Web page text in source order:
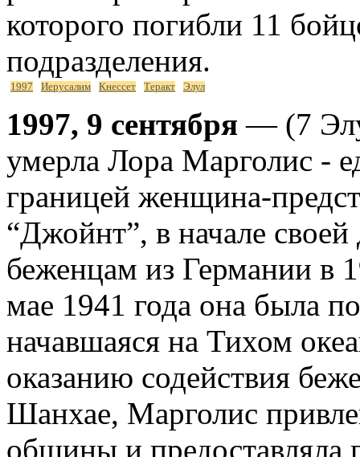
которого погибли 11
подразделения.
1997 Иерусалим Кнессет Теракт Элул
1997, 9 сентября — (7
умерла Лора Марголис -
границей женщина-
“Джойнт”, в начале своей
беженцам из Германии в
мае 1941 года она была
начавшаяся на Тихом
оказанию содействия
Шанхае, Марголис
общины и